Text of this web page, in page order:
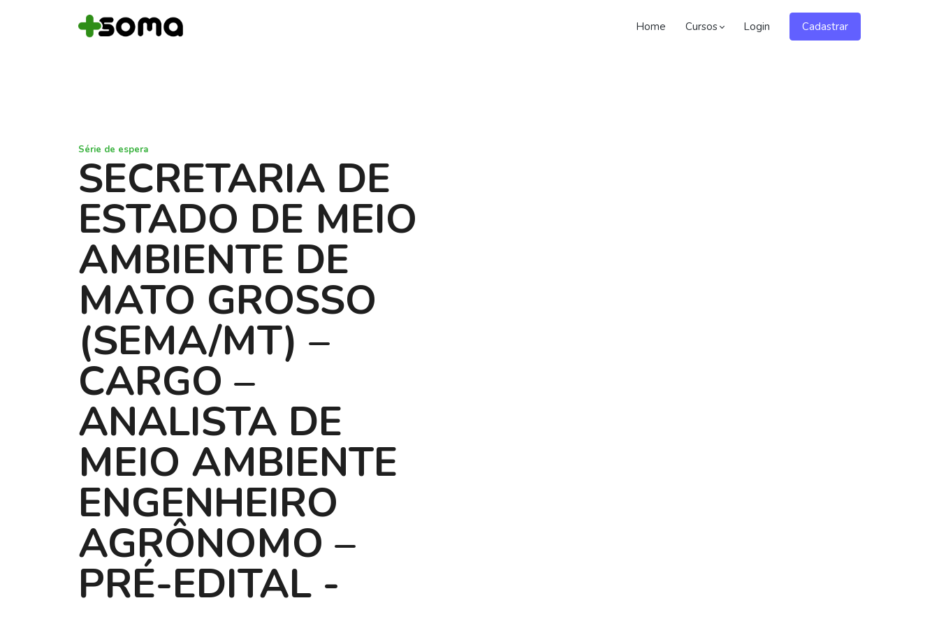
Home Cursos Login Cadastrar
Série de espera
SECRETARIA DE
ESTADO DE MEIO
AMBIENTE DE
MATO GROSSO
(SEMA/MT) –
CARGO –
ANALISTA DE
MEIO AMBIENTE
ENGENHEIRO
AGRÔNOMO –
PRÉ-EDITAL -